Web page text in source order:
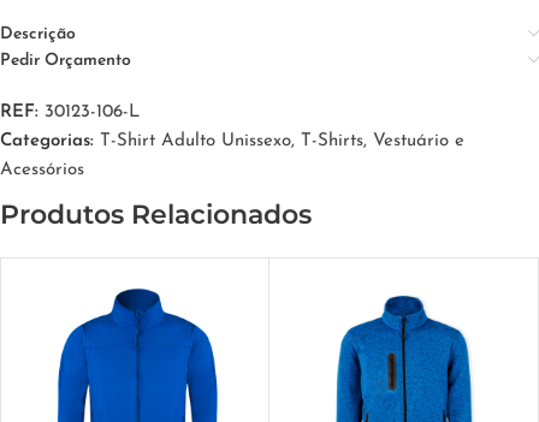
Descrição
Pedir Orçamento
REF: 30123-106-L
Categorias: T-Shirt Adulto Unissexo, T-Shirts, Vestuário e
Acessórios
Produtos Relacionados